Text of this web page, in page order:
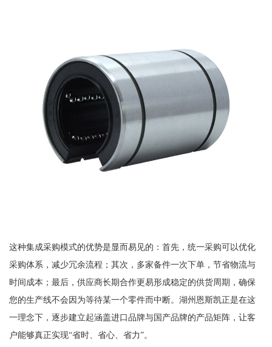
这种集成采购模式的优势是显而易见的：首先，统一采购可以优化
采购体系，减少冗余流程；其次，多家备件一次下单，节省物流与
时间成本；最后，供应商长期合作更易形成稳定的供货周期，确保
您的生产线不会因为等待某一个零件而中断。湖州恩斯凯正是在这
一理念下，逐步建立起涵盖进口品牌与国产品牌的产品矩阵，让客
户能够真正实现“省时、省心、省力”。